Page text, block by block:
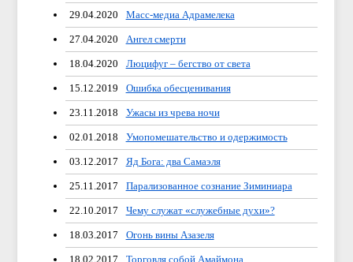
29.04.2020 Масс-медиа Адрамелека
27.04.2020 Ангел смерти
18.04.2020 Люцифуг – бегство от света
15.12.2019 Ошибка обесценивания
23.11.2018 Ужасы из чрева ночи
02.01.2018 Умопомешательство и одержимость
03.12.2017 Яд Бога: два Самаэля
25.11.2017 Парализованное сознание Зиминиара
22.10.2017 Чему служат «служебные духи»?
18.03.2017 Огонь вины Азазеля
18.02.2017 Торговля собой Амаймона